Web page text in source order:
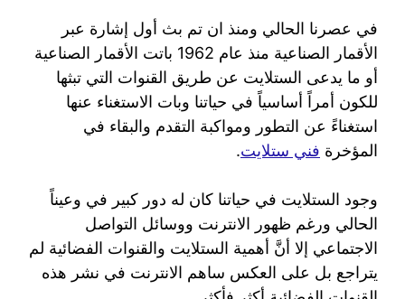
في عصرنا الحالي ومنذ ان تم بث أول إشارة عبر
الأقمار الصناعية منذ عام 1962 باتت الأقمار الصناعية
أو ما يدعى الستلايت عن طريق القنوات التي تبثها
للكون أمراً أساسياً في حياتنا وبات الاستغناء عنها
استغناءً عن التطور ومواكبة التقدم والبقاء في
المؤخرة فني ستلايت.
وجود الستلايت في حياتنا كان له دور كبير في وعيناً
الحالي ورغم ظهور الانترنت ووسائل التواصل
الاجتماعي إلا أنَّ أهمية الستلايت والقنوات الفضائية لم
يتراجع بل على العكس ساهم الانترنت في نشر هذه